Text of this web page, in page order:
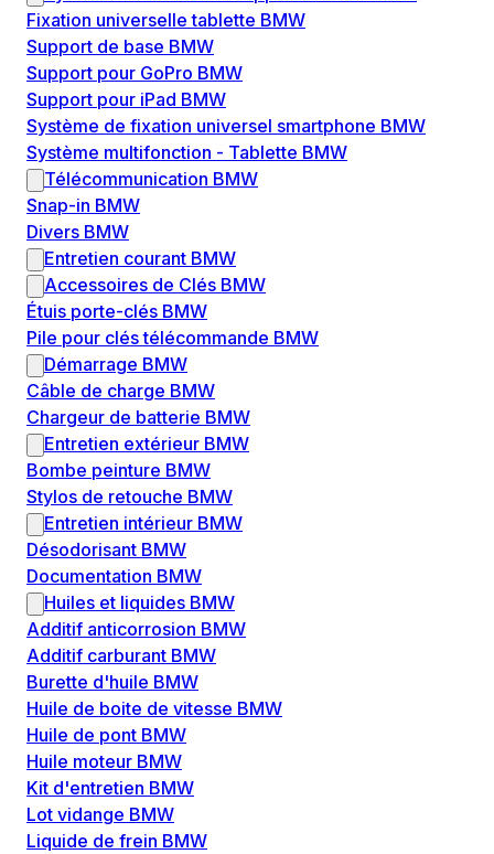
Fixation universelle tablette BMW
Support de base BMW
Support pour GoPro BMW
Support pour iPad BMW
Système de fixation universel smartphone BMW
Système multifonction - Tablette BMW
Télécommunication BMW
Snap-in BMW
Divers BMW
Entretien courant BMW
Accessoires de Clés BMW
Étuis porte-clés BMW
Pile pour clés télécommande BMW
Démarrage BMW
Câble de charge BMW
Chargeur de batterie BMW
Entretien extérieur BMW
Bombe peinture BMW
Stylos de retouche BMW
Entretien intérieur BMW
Désodorisant BMW
Documentation BMW
Huiles et liquides BMW
Additif anticorrosion BMW
Additif carburant BMW
Burette d'huile BMW
Huile de boite de vitesse BMW
Huile de pont BMW
Huile moteur BMW
Kit d'entretien BMW
Lot vidange BMW
Liquide de frein BMW